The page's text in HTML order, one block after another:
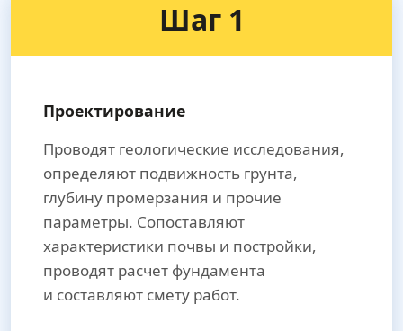
Шаг 1
Проектирование
Проводят геологические исследования,
определяют подвижность грунта,
глубину промерзания и прочие
параметры. Сопоставляют
характеристики почвы и постройки,
проводят расчет фундамента
и составляют смету работ.